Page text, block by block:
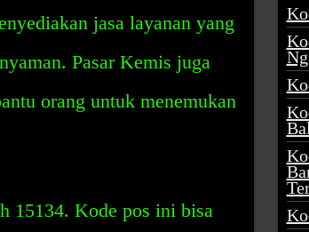
jasa layanan yang
Pasar Kemis juga
orang untuk menemukan
15134. Kode pos ini bisa